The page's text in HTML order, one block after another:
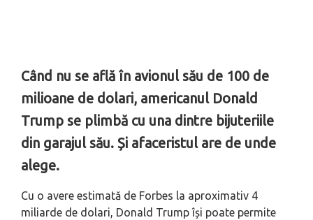
Când nu se află în avionul său de 100 de
milioane de dolari, americanul Donald
Trump se plimbă cu una dintre bijuteriile
din garajul său. Și afaceristul are de unde
alege.
Cu o avere estimată de Forbes la aproximativ 4
miliarde de dolari, Donald Trump își poate permite